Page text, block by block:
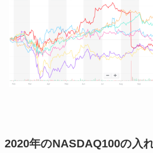
2020年のNASDAQ100の入